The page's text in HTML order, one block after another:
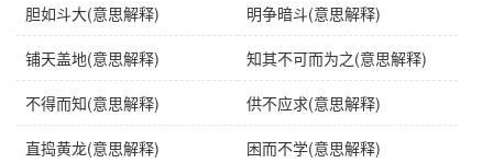
yī
一
chǐ chě
尺
shuǐ
水 翻
téng
腾
zuò
做
yī
一
zhàng
丈 波
胆如斗大(意思解释) 明争暗斗(意思解释)
铺天盖地(意思解释) 知其不可而为之(意思解释)
不得而知(意思解释) 供不应求(意思解释)
直捣黄龙(意思解释) 困而不学(意思解释)